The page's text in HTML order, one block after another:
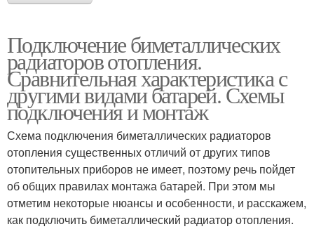
Подключение биметаллических
радиаторов отопления.
Сравнительная характеристика с
другими видами батарей. Схемы
подключения и монтаж
Схема подключения биметаллических радиаторов
отопления существенных отличий от других типов
отопительных приборов не имеет, поэтому речь пойдет
об общих правилах монтажа батарей. При этом мы
отметим некоторые нюансы и особенности, и расскажем,
как подключить биметаллический радиатор отопления.